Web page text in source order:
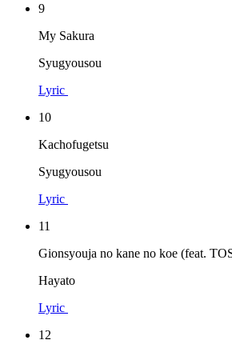
9
My Sakura
Syugyousou
Lyric
10
Kachofugetsu
Syugyousou
Lyric
11
Gionsyouja no kane no koe (feat.
Hayato
Lyric
12